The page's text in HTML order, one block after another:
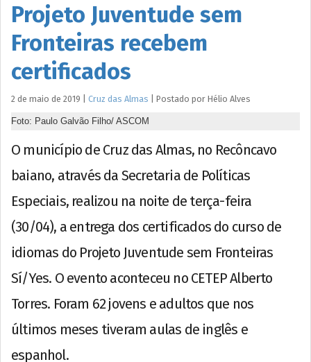
Projeto Juventude sem
Fronteiras recebem
certificados
2 de maio de 2019 Cruz das Almas Postado por Hélio Alves
Foto: Paulo Galvão Filho/ ASCOM
O município de Cruz das Almas, no Recôncavo
baiano, através da Secretaria de Políticas
Especiais, realizou na noite de terça-feira
(30/04), a entrega dos certificados do curso de
idiomas do Projeto Juventude sem Fronteiras
Sí/Yes. O evento aconteceu no CETEP Alberto
Torres. Foram 62 jovens e adultos que nos
últimos meses tiveram aulas de inglês e
espanhol.